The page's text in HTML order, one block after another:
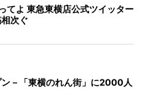
てよ 東急東横店公式ツイッター
次ぐ
－「東横のれん街」に2000人